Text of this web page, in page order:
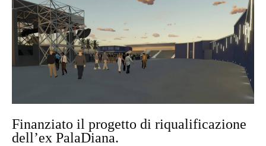
Finanziato il progetto di riqualificazione
dell’ex PalaDiana.